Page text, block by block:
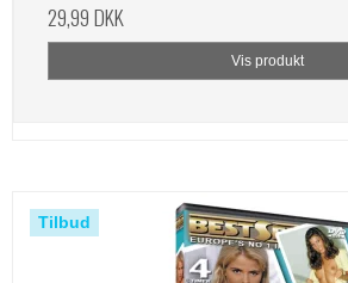
29,99 DKK
Vis produkt
Tilbud